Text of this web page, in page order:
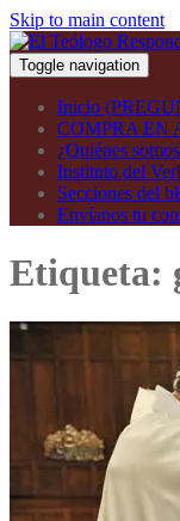
Skip to main content
Toggle navigation
Inicio
COMPRA EN
¿Quiénes
Instituto del
Secciones del
Envíanos tu
Etiqueta: